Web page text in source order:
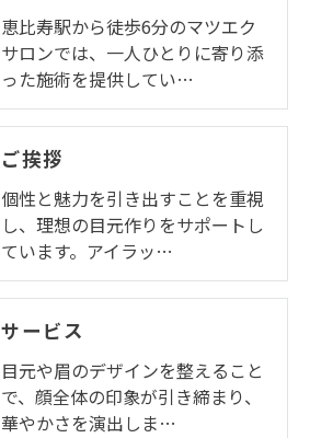
恵比寿駅から徒歩6分のマツエク
サロンでは、一人ひとりに寄り添
った施術を提供してい…
ご挨拶
個性と魅力を引き出すことを重視
し、理想の目元作りをサポートし
ています。アイラッ…
サービス
目元や眉のデザインを整えること
で、顔全体の印象が引き締まり、
華やかさを演出しま…